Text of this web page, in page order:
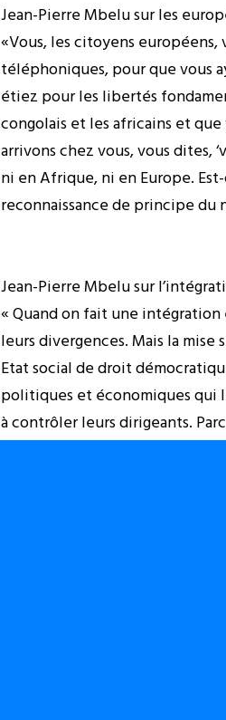
Jean-Pierre Mbelu sur les
«Vous, les citoyens
téléphoniques, pour que vous
étiez pour les libertés
congolais et les africains et
arrivons chez vous, vous dites,
ni en Afrique, ni en Europe.
reconnaissance de principe du
Jean-Pierre Mbelu sur
« Quand on fait une
leurs divergences. Mais la
Etat social de droit
politiques et économiques qui
à contrôler leurs dirigeants.